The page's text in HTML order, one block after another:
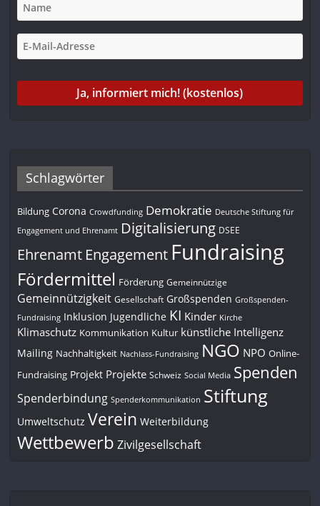
Schlagwörter
Bildung Corona Crowdfunding Demokratie Deutsche Stiftung für
Engagement und Ehrenamt Digitalisierung DSEE
Ehrenamt Engagement Fundraising
Fördermittel Förderung Gemeinnützige
Gemeinnützigkeit Gesellschaft Großspenden Großspenden-
Fundraising Inklusion Jugendliche KI Kinder Kirche
Klimaschutz Kommunikation Kultur künstliche Intelligenz
Mailing Nachhaltigkeit Nachlass-Fundraising NGO NPO Online-
Fundraising Projekt Projekte Schweiz Social Media Spenden
Spenderbindung Spenderkommunikation Stiftung
Umweltschutz Verein Weiterbildung
Wettbewerb Zivilgesellschaft